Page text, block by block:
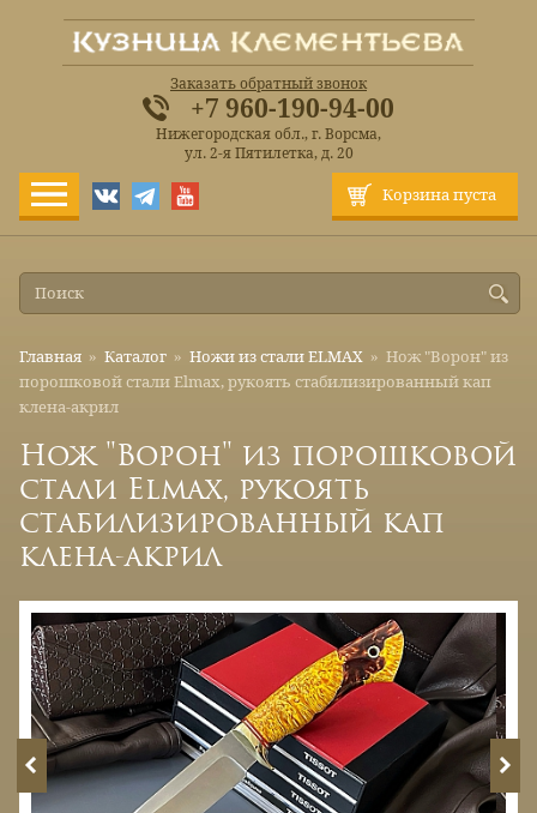
Корзина пуста
Заказать обратный звонок
+7 960-190-94-00
Нижегородская обл., г. Ворсма,
ул. 2-я Пятилетка, д. 20
Главная » Каталог » Ножи из стали ELMAX » Нож "Ворон" из
порошковой стали Elmax, рукоять стабилизированный кап
клена-акрил
Нож "Ворон" из порошковой
стали Elmax, рукоять
стабилизированный кап
клена-акрил